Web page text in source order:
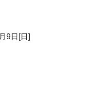
9日[日]